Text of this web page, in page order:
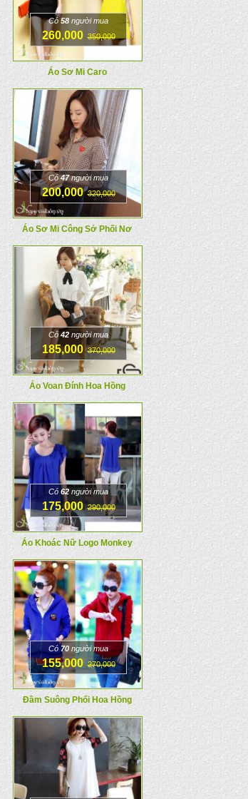
Có 58 người mua
260,000 350,000
Có47người mua
200,000 320,000
Áo Sơ Mi Caro
Có 42 người mua
185,000 370,000
Áo Sơ Mi Công Sở Phối Nơ
Có 62 người mua
175,000 290,000
Áo Voan Đính Hoa Hồng
Có 70 người mua
155,000 270,000
Áo Khoác Nữ Logo Monkey
Đầm Suông Phối Hoa Hồng